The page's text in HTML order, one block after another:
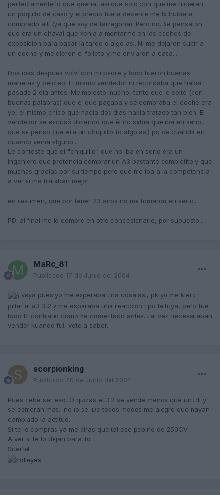
perfectamente lo que queria, asi que solo con que me hicieran
un poquito de caso y el precio fuera decente me lo hubiera
comprado allí (ya que soy de tarragona). Pero no. Se pensaron
que era un chaval que venia a montarme en los coches de
exposicion para pasar la tarde o algo asi. Ni me dejaron subir a
un coche y me dieron el folleto y me enviaron a casa....
Dos dias despues volví con mi padre y todo fueron buenas
maneras y peloteo. El mismo vendedor ni recordaba que habia
pasado 2 dia antes. Me molesto mucho, tanto que le solté (con
buenas palabras) que el que pagaba y se compraba el coche era
yo, el mismo chico que hacia dos dias habia tratado tan bien. El
vendedor se escusó diciendo que él no sabia que iba en serio,
que se penso que era un chiquillo (o algo así) pq de cuando en
cuando venia alguno...
Le conteste que el "chiquillo" que no iba en serio era un
ingeniero que pretendia comprar un A3 bastante completito y que
muchas gracias por su tiempo pero que me iba a la competencia
a ver si me trataban mejor.
en resumen, que por tener 23 años no me tomaron en serio...
PD: al final me lo compre en otro concesionario, por supuesto...
MaRc_81
Publicado 17 de Junio del 2004
vaya pues yo me esperaba una cosa asi, pk yo me kiero
pillar el a3 3.2 y me esperaba una reaccion tipo la tuya, pero fue
todo lo contrario como he comentado antes...tal vez necessitaban
vender kuando fui, vete a saber.
scorpionking
Publicado 20 de Junio del 2004
Pues debe ser eso. O quizas el 3.2 se vende menos que un tdi y
se esmeran mas.. no lo se. De todos modos me alegro que hayan
cambiado la actitud.
Si te lo compras ya me diras que tal ese pepino de 250CV.
A ver si te lo dejan baratito
Suerte!